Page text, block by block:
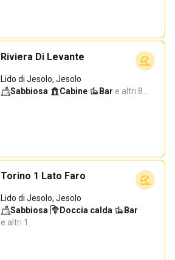
Riviera Di Levante
Lido di Jesolo, Jesolo
Sabbiosa· Cabine· Bar·e altri 8…
Torino 1 Lato Faro
Lido di Jesolo, Jesolo
Sabbiosa· Doccia calda· Bar·
e altri 1…